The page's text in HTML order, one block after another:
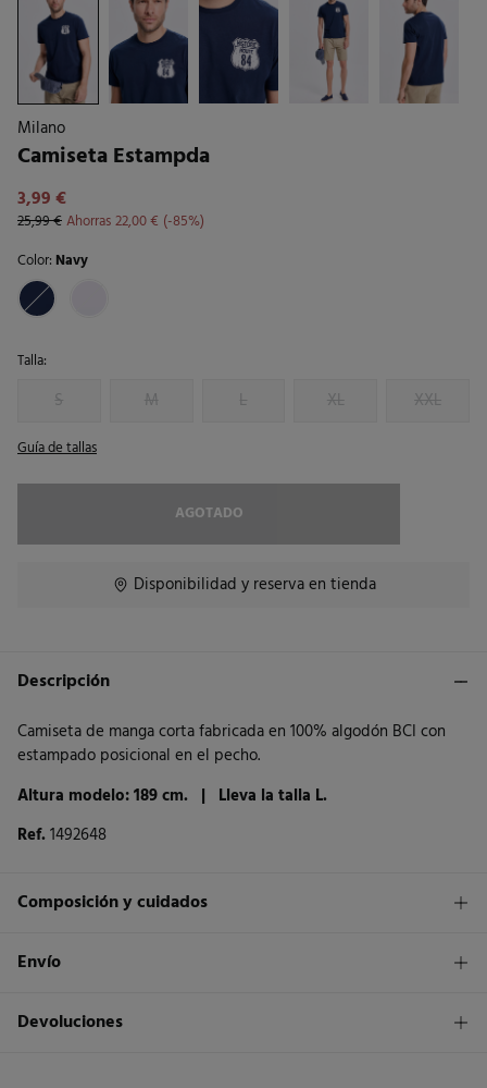
Milano
Camiseta Estampda
3,99 €
25,99 €Ahorras22,00 €
85
Color: Navy
Talla:
S M L XL XXL
Guía de tallas
AGOTADO
Disponibilidad y reserva en tienda
Descripción
Camiseta de manga corta fabricada en 100% algodón BCI con
estampado posicional en el pecho.
Altura modelo: 189 cm. | Lleva la talla L.
Ref.1492648
Composición y cuidados
Composición
Cuidados
Envío
Envío a tienda
1,95€
Devoluciones